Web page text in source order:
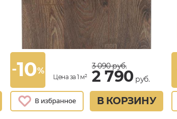
-10%
Цена за 1 м²
3 090руб.
2 790руб.
В КОРЗИНУ